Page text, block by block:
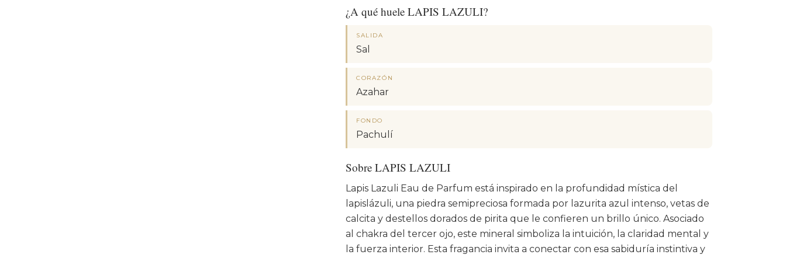
¿A qué huele LAPIS LAZULI?
SALIDA
Sal
CORAZÓN
Azahar
FONDO
Pachulí
Sobre LAPIS LAZULI
Lapis Lazuli Eau de Parfum está inspirado en la profundidad mística del
lapislázuli, una piedra semipreciosa formada por lazurita azul intenso, vetas de
calcita y destellos dorados de pirita que le confieren un brillo único. Asociado
al chakra del tercer ojo, este mineral simboliza la intuición, la claridad mental y
la fuerza interior. Esta fragancia invita a conectar con esa sabiduría instintiva y